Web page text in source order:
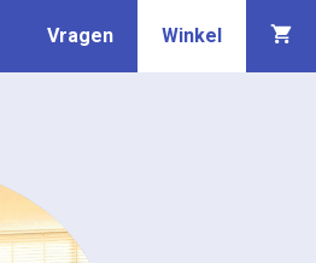
Vragen Winkel